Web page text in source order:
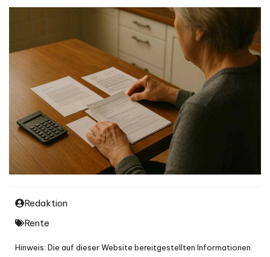
Redaktion
Rente
Hinweis: Die auf dieser Website bereitgestellten Informationen